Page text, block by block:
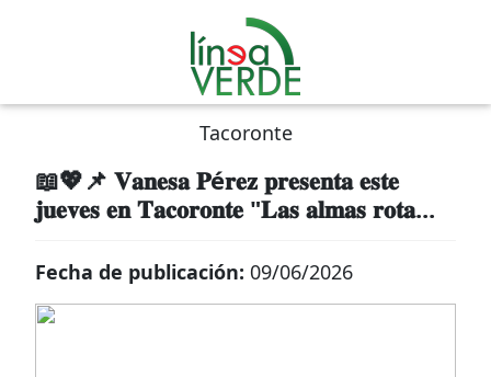
Tacoronte
📖💖📌 𝐕𝐚𝐧𝐞𝐬𝐚 𝐏é𝐫𝐞𝐳 𝐩𝐫𝐞𝐬𝐞𝐧𝐭𝐚 𝐞𝐬𝐭𝐞
𝐣𝐮𝐞𝐯𝐞𝐬 𝐞𝐧 𝐓𝐚𝐜𝐨𝐫𝐨𝐧𝐭𝐞 "𝐋𝐚𝐬 𝐚𝐥𝐦𝐚𝐬 𝐫𝐨𝐭𝐚...
Fecha de publicación: 09/06/2026